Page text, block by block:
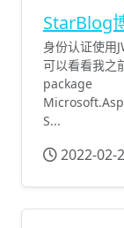
StarBlog
身份认证使用
可以看看我
package
S...
2022-02-